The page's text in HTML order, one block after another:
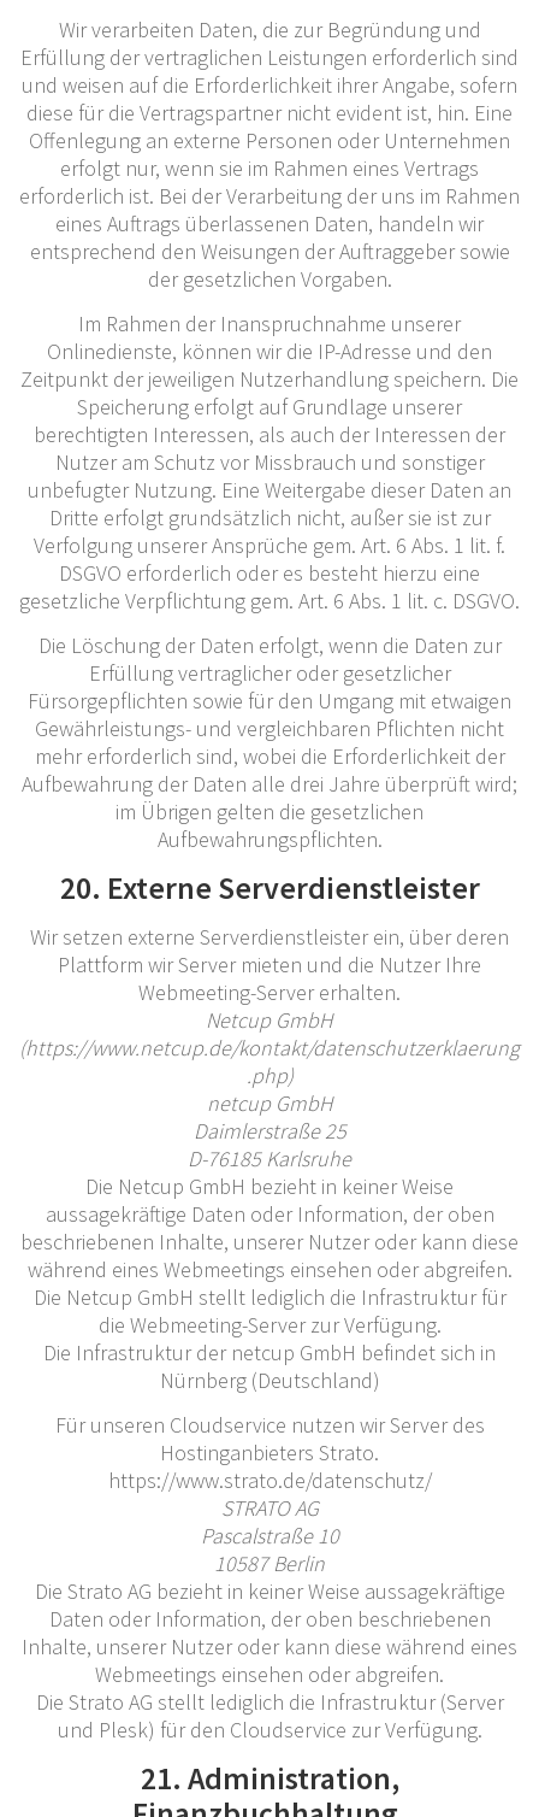
Wir verarbeiten Daten, die zur Begründung und
Erfüllung der vertraglichen Leistungen erforderlich sind
und weisen auf die Erforderlichkeit ihrer Angabe, sofern
diese für die Vertragspartner nicht evident ist, hin. Eine
Offenlegung an externe Personen oder Unternehmen
erfolgt nur, wenn sie im Rahmen eines Vertrags
erforderlich ist. Bei der Verarbeitung der uns im Rahmen
eines Auftrags überlassenen Daten, handeln wir
entsprechend den Weisungen der Auftraggeber sowie
der gesetzlichen Vorgaben.
Im Rahmen der Inanspruchnahme unserer
Onlinedienste, können wir die IP-Adresse und den
Zeitpunkt der jeweiligen Nutzerhandlung speichern. Die
Speicherung erfolgt auf Grundlage unserer
berechtigten Interessen, als auch der Interessen der
Nutzer am Schutz vor Missbrauch und sonstiger
unbefugter Nutzung. Eine Weitergabe dieser Daten an
Dritte erfolgt grundsätzlich nicht, außer sie ist zur
Verfolgung unserer Ansprüche gem. Art. 6 Abs. 1 lit. f.
DSGVO erforderlich oder es besteht hierzu eine
gesetzliche Verpflichtung gem. Art. 6 Abs. 1 lit. c. DSGVO.
Die Löschung der Daten erfolgt, wenn die Daten zur
Erfüllung vertraglicher oder gesetzlicher
Fürsorgepflichten sowie für den Umgang mit etwaigen
Gewährleistungs- und vergleichbaren Pflichten nicht
mehr erforderlich sind, wobei die Erforderlichkeit der
Aufbewahrung der Daten alle drei Jahre überprüft wird;
im Übrigen gelten die gesetzlichen
Aufbewahrungspflichten.
20. Externe Serverdienstleister
Wir setzen externe Serverdienstleister ein, über deren
Plattform wir Server mieten und die Nutzer Ihre
Webmeeting-Server erhalten.
Netcup GmbH
(https://www.netcup.de/kontakt/datenschutzerklaerung
.php)
netcup GmbH
Daimlerstraße 25
D-76185 Karlsruhe
Die Netcup GmbH bezieht in keiner Weise
aussagekräftige Daten oder Information, der oben
beschriebenen Inhalte, unserer Nutzer oder kann diese
während eines Webmeetings einsehen oder abgreifen.
Die Netcup GmbH stellt lediglich die Infrastruktur für
die Webmeeting-Server zur Verfügung.
Die Infrastruktur der netcup GmbH befindet sich in
Nürnberg (Deutschland)
Für unseren Cloudservice nutzen wir Server des
Hostinganbieters Strato.
https://www.strato.de/datenschutz/
STRATO AG
Pascalstraße 10
10587 Berlin
Die Strato AG bezieht in keiner Weise aussagekräftige
Daten oder Information, der oben beschriebenen
Inhalte, unserer Nutzer oder kann diese während eines
Webmeetings einsehen oder abgreifen.
Die Strato AG stellt lediglich die Infrastruktur (Server
und Plesk) für den Cloudservice zur Verfügung.
21. Administration,